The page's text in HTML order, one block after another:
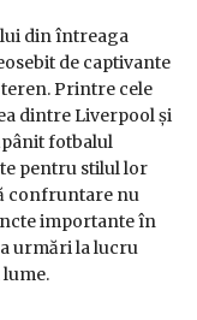
din întreaga
de captivante
Printre cele
dintre Liverpool și
fotbalul
pentru stilul lor
confruntare nu
importante în
urmări la lucru